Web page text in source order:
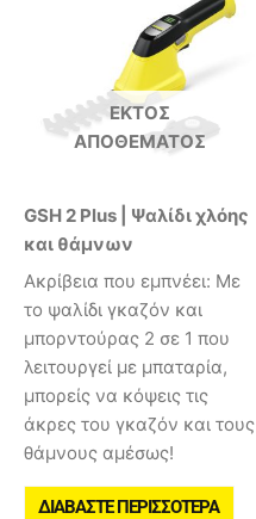
ΕΚΤΌΣ
ΑΠΟΘΈΜΑΤΟΣ
GSH 2 Plus | Ψαλίδι χλόης
και θάμνων
Ακρίβεια που εμπνέει: Με
το ψαλίδι γκαζόν και
μπορντούρας 2 σε 1 που
λειτουργεί με μπαταρία,
μπορείς να κόψεις τις
άκρες του γκαζόν και τους
θάμνους αμέσως!
ΔΙΑΒΆΣΤΕ ΠΕΡΙΣΣΌΤΕΡΑ